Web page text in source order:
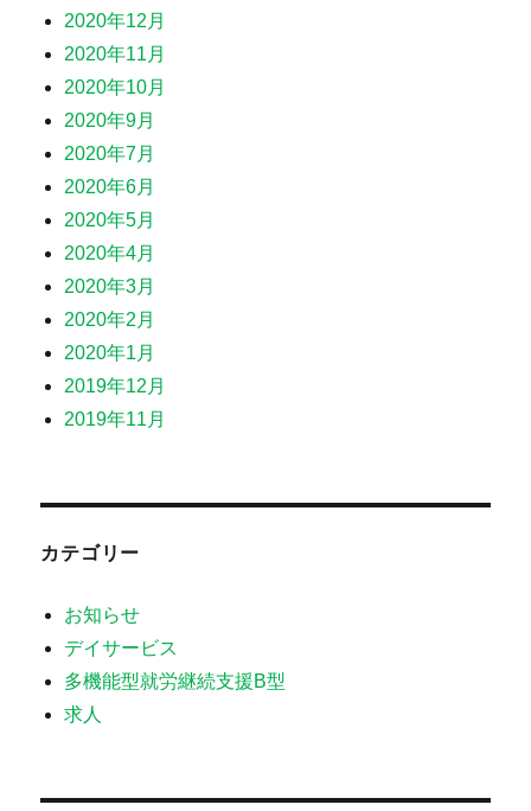
2020年12月
2020年11月
2020年10月
2020年9月
2020年7月
2020年6月
2020年5月
2020年4月
2020年3月
2020年2月
2020年1月
2019年12月
2019年11月
カテゴリー
お知らせ
デイサービス
多機能型就労継続支援B型
求人